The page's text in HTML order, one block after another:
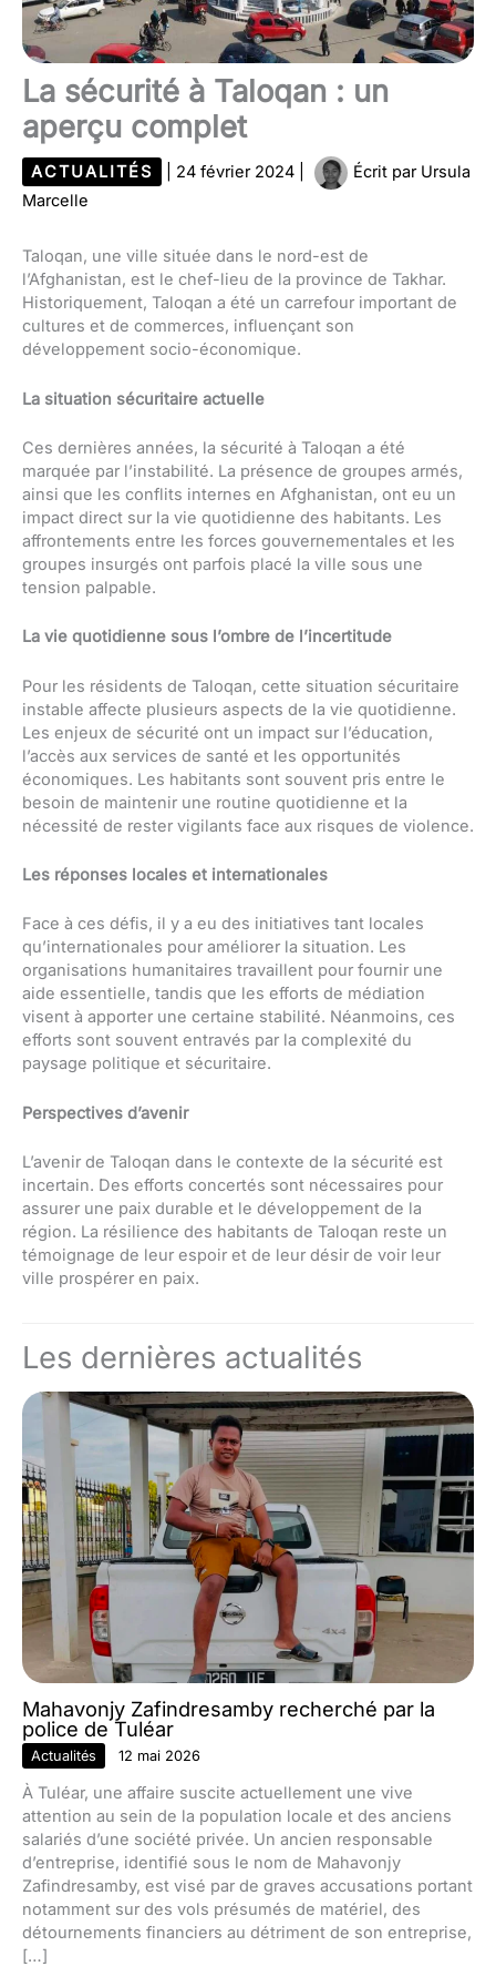
La sécurité à Taloqan : un
aperçu complet
ACTUALITÉS 24 février 2024 Écrit par Ursula
Marcelle
Taloqan, une ville située dans le nord-est de
l’Afghanistan, est le chef-lieu de la province de Takhar.
Historiquement, Taloqan a été un carrefour important de
cultures et de commerces, influençant son
développement socio-économique.
La situation sécuritaire actuelle
Ces dernières années, la sécurité à Taloqan a été
marquée par l’instabilité. La présence de groupes armés,
ainsi que les conflits internes en Afghanistan, ont eu un
impact direct sur la vie quotidienne des habitants. Les
affrontements entre les forces gouvernementales et les
groupes insurgés ont parfois placé la ville sous une
tension palpable.
La vie quotidienne sous l’ombre de l’incertitude
Pour les résidents de Taloqan, cette situation sécuritaire
instable affecte plusieurs aspects de la vie quotidienne.
Les enjeux de sécurité ont un impact sur l’éducation,
l’accès aux services de santé et les opportunités
économiques. Les habitants sont souvent pris entre le
besoin de maintenir une routine quotidienne et la
nécessité de rester vigilants face aux risques de violence.
Les réponses locales et internationales
Face à ces défis, il y a eu des initiatives tant locales
qu’internationales pour améliorer la situation. Les
organisations humanitaires travaillent pour fournir une
aide essentielle, tandis que les efforts de médiation
visent à apporter une certaine stabilité. Néanmoins, ces
efforts sont souvent entravés par la complexité du
paysage politique et sécuritaire.
Perspectives d’avenir
L’avenir de Taloqan dans le contexte de la sécurité est
incertain. Des efforts concertés sont nécessaires pour
assurer une paix durable et le développement de la
région. La résilience des habitants de Taloqan reste un
témoignage de leur espoir et de leur désir de voir leur
ville prospérer en paix.
Les dernières actualités
Mahavonjy Zafindresamby recherché par la
police de Tuléar
Actualités 12 mai 2026
À Tuléar, une affaire suscite actuellement une vive
attention au sein de la population locale et des anciens
salariés d’une société privée. Un ancien responsable
d’entreprise, identifié sous le nom de Mahavonjy
Zafindresamby, est visé par de graves accusations portant
notamment sur des vols présumés de matériel, des
détournements financiers au détriment de son entreprise,
[…]